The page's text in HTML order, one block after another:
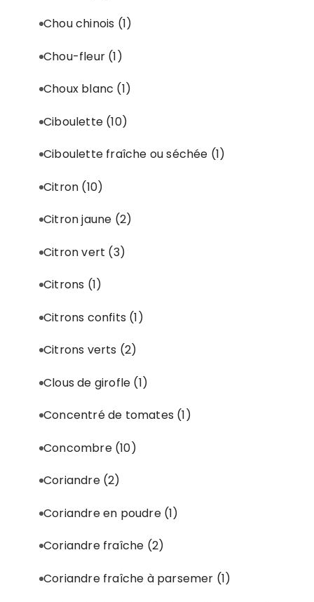
Chou chinois (1)
Chou-fleur (1)
Choux blanc (1)
Ciboulette (10)
Ciboulette fraîche ou séchée (1)
Citron (10)
Citron jaune (2)
Citron vert (3)
Citrons (1)
Citrons confits (1)
Citrons verts (2)
Clous de girofle (1)
Concentré de tomates (1)
Concombre (10)
Coriandre (2)
Coriandre en poudre (1)
Coriandre fraîche (2)
Coriandre fraîche à parsemer (1)